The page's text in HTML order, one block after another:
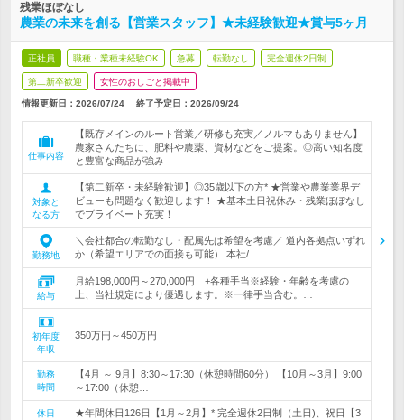
残業ほぼなし
農業の未来を創る【営業スタッフ】★未経験歓迎★賞与5ヶ月
正社員 職種・業種未経験OK 急募 転勤なし 完全週休2日制
第二新卒歓迎 女性のおしごと掲載中
情報更新日：2026/07/24 終了予定日： 2026/09/24
仕事内容
【既存メインのルート営業／研修も充実／ノルマもありません】
農家さんたちに、肥料や農薬、資材などをご提案。◎高い知名度
と豊富な商品が強み
対象と
なる方
【第二新卒・未経験歓迎】◎35歳以下の方* ★営業や農業業界デ
ビューも問題なく歓迎します！ ★基本土日祝休み・残業ほぼなし
でプライベート充実！
勤務地
＼会社都合の転勤なし・配属先は希望を考慮／ 道内各拠点いずれ
か（希望エリアでの面接も可能） 本社/…
給与
月給198,000円～270,000円 +各種手当※経験・年齢を考慮の
上、当社規定により優遇します。※一律手当含む。…
初年度
年収
350万円～450万円
勤務
時間
【4月 ～ 9月】8:30～17:30（休憩時間60分） 【10月～3月】9:00
～17:00（休憩…
休日
★年間休日126日【1月～2月】* 完全週休2日制（土日)、祝日【3